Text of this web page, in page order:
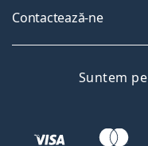
Contactează-ne
Suntem pe